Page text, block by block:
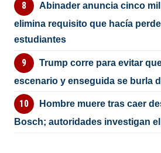
Abinader anuncia cinco
elimina requisito que hacía
estudiantes
Trump corre para evitar
escenario y enseguida se burla
Hombre muere tras caer
Bosch; autoridades investigan